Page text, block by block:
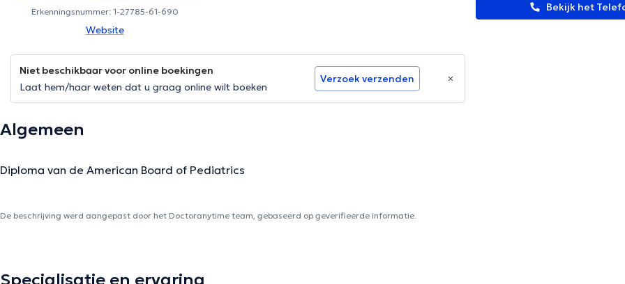
Bekijk het
Erkenningsnummer: 1-27785-61-690
Website
Niet beschikbaar voor online boekingen
Laat hem/haar weten dat u graag online wilt boeken
Verzoek verzenden
Algemeen
Diploma van de American Board of Pediatrics
De beschrijving werd aangepast door het Doctoranytime team, gebaseerd op geverifieerde informatie.